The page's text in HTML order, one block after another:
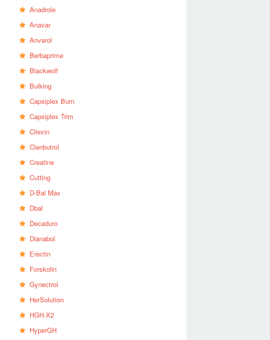
Anadrole
Anavar
Anvarol
Berbaprime
Blackwolf
Bulking
Capsiplex Burn
Capsiplex Trim
Cilexin
Clenbutrol
Creatine
Cutting
D-Bal Max
Dbal
Decaduro
Dianabol
Erectin
Forskolin
Gynectrol
HerSolution
HGH-X2
HyperGH